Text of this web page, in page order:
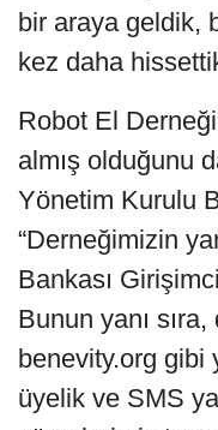
bir araya geldik,
kez daha
Robot El
almış olduğunu
Yönetim Kurulu
“Derneğimizin
Bankası
Bunun yanı
benevity.org gibi
üyelik ve SMS